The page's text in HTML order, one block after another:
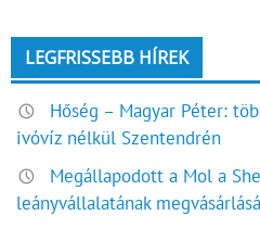
LEGFRISSEBB HÍREK
Hőség – Magyar Péter:
ivóvíz nélkül Szentendrén
Megállapodott a Mol a
leányvállalatának